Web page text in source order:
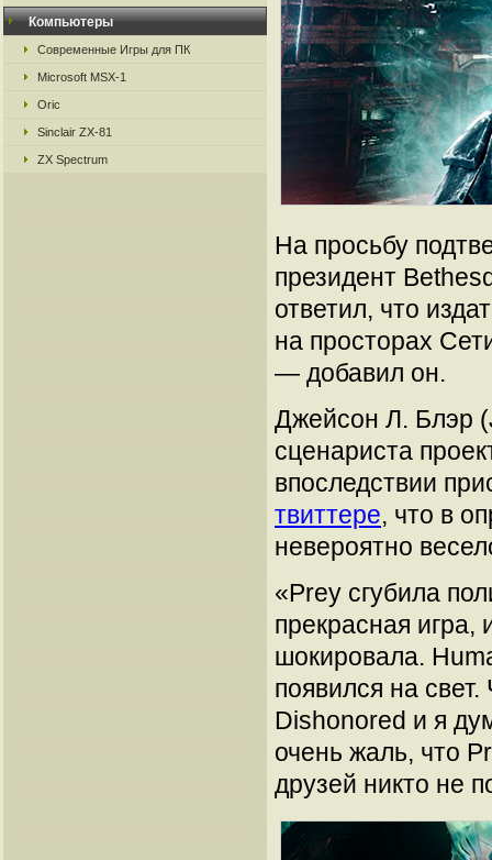
Компьютеры
Современные Игры для ПК
Microsoft MSX-1
Oric
Sinclair ZX-81
ZX Spectrum
На просьбу
президент
ответил, что
на просторах
— добавил он.
Джейсон Л. Блэр
сценариста
впоследствии
твиттере, что в
невероятно
«Prey сгубила
прекрасная игра,
шокировала.
появился на
Dishonored и я
очень жаль, что
друзей никто не